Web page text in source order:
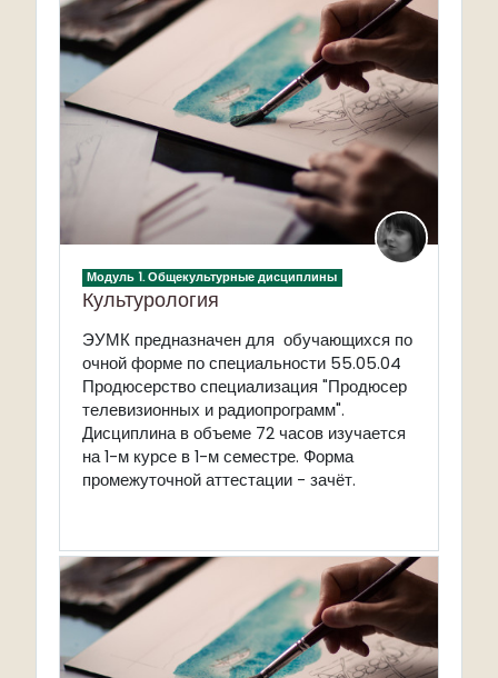
Модуль 1. Общекультурные дисциплины
Культурология
ЭУМК предназначен для обучающихся по
очной форме по специальности 55.05.04
Продюсерство специализация "Продюсер
телевизионных и радиопрограмм".
Дисциплина в объеме 72 часов изучается
на 1-м курсе в 1-м семестре. Форма
промежуточной аттестации - зачёт.